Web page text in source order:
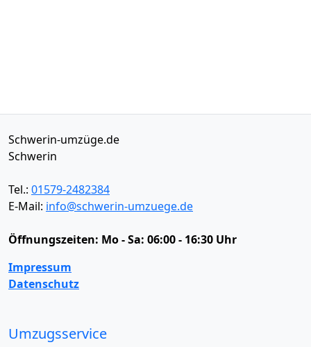
Schwerin-umzüge.de
Schwerin
Tel.: 01579-2482384
E-Mail: info@schwerin-umzuege.de
Öffnungszeiten: Mo - Sa: 06:00 - 16:30 Uhr
Impressum
Datenschutz
Umzugsservice